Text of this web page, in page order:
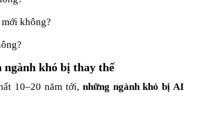
không?
ngành khó bị thay thế
10–20 năm tới, những ngành khó bị AI